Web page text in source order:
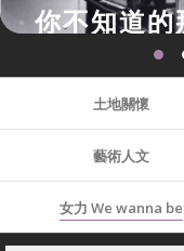
土地關懷
藝術人文
女力 We wanna be